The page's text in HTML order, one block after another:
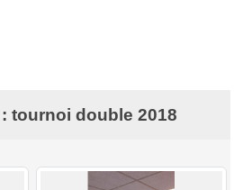
tournoi double 2018